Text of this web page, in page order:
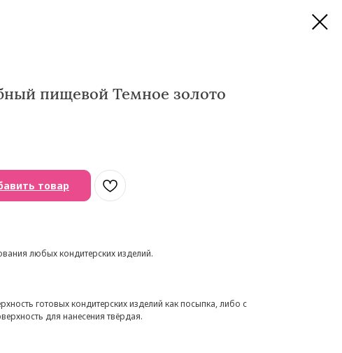
пищевой Темное золото
товар
любых кондитерских изделий.
готовых кондитерских изделий как посыпка, либо с
для нанесения твёрдая.